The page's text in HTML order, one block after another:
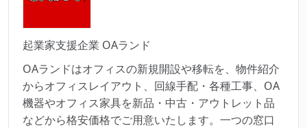
起業家支援企業 OAランド
OAランドはオフィスの新規開設や移転を、物件紹介
からオフィスレイアウト、回線手配・各種工事、OA
機器やオフィス家具を新品・中古・アウトレット品
などから格安価格でご用意いたします。一つの窓口